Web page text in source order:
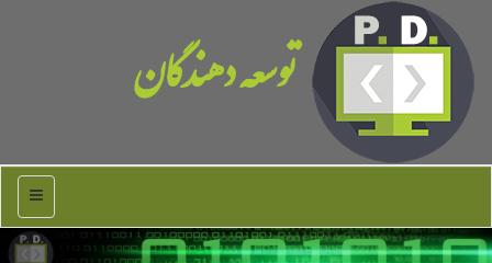
توسعه دهندگان
منو